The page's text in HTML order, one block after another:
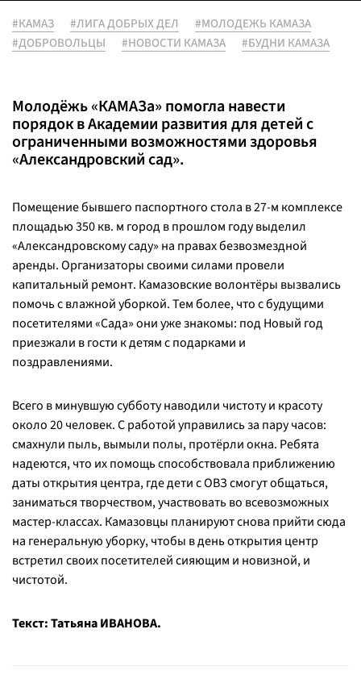
#КАМАЗ #ЛИГА ДОБРЫХ ДЕЛ
#МОЛОДЕЖЬ КАМАЗА
#ДОБРОВОЛЬЦЫ
#НОВОСТИ КАМАЗА #БУДНИ КАМАЗА
Молодёжь «КАМАЗа» помогла навести
порядок в Академии развития для детей с
ограниченными возможностями здоровья
«Александровский сад».
Помещение бывшего паспортного стола в 27-м комплексе
площадью 350 кв. м город в прошлом году выделил
«Александровскому саду» на правах безвозмездной
аренды. Организаторы своими силами провели
капитальный ремонт. Камазовские волонтёры вызвались
помочь с влажной уборкой. Тем более, что с будущими
посетителями «Сада» они уже знакомы: под Новый год
приезжали в гости к детям с подарками и
поздравлениями.
Всего в минувшую субботу наводили чистоту и красоту
около 20 человек. С работой управились за пару часов:
смахнули пыль, вымыли полы, протёрли окна. Ребята
надеются, что их помощь способствовала приближению
даты открытия центра, где дети с ОВЗ смогут общаться,
заниматься творчеством, участвовать во всевозможных
мастер-классах. Камазовцы планируют снова прийти сюда
на генеральную уборку, чтобы в день открытия центр
встретил своих посетителей сияющим и новизной, и
чистотой.
Текст: Татьяна ИВАНОВА.